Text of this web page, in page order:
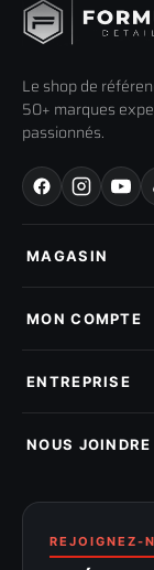
Le shop de
50+ marques
passionnés.
MAGASIN
Nos marques
Pads de polissage
Pièces détachées
MON COMPTE
Mes tickets SAV
Mon parrainage
Programme fidelite
ENTREPRISE
Compte pro
Politique de retour
Conditions
Mentions légales
NOUS JOINDRE
89100 SENS
03 73 61 02 02
Lun-Ven
REJOIGNEZ-